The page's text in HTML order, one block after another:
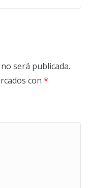
será publicada.
con *